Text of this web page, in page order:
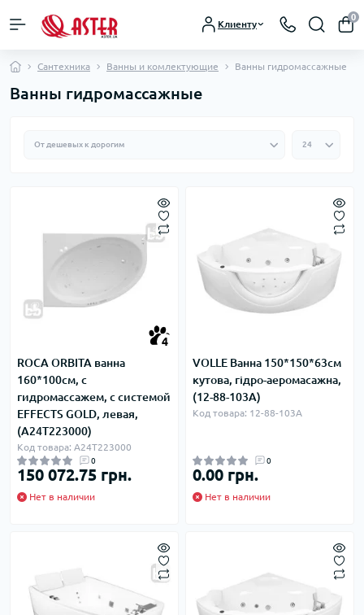
Клиенту
0
Сантехника Ванны и комлектующие Ванны гидромассажные
Ванны гидромассажные
4
ROCA ORBITA ванна
160*100см, с
гидромассажем, с системой
EFFECTS GOLD, левая,
(A24T223000)
Код товара: A24T223000
0
150 072.75 грн.
Нет в наличии
VOLLE Ванна 150*150*63см
кутова, гідро-аеромасажна,
(12-88-103A)
Код товара: 12-88-103A
0
0.00 грн.
Нет в наличии